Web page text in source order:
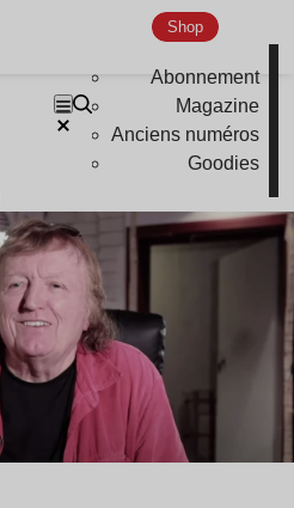
Shop
Abonnement
Magazine
Anciens numéros
Goodies